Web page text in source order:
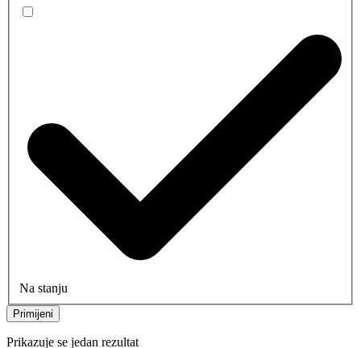
Na stanju
Primijeni
Prikazuje se jedan rezultat